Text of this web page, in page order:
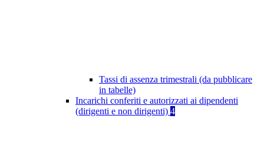
Tassi di assenza trimestrali (da pubblicare
in tabelle)
Incarichi conferiti e autorizzati ai dipendenti
(dirigenti e non dirigenti) 4